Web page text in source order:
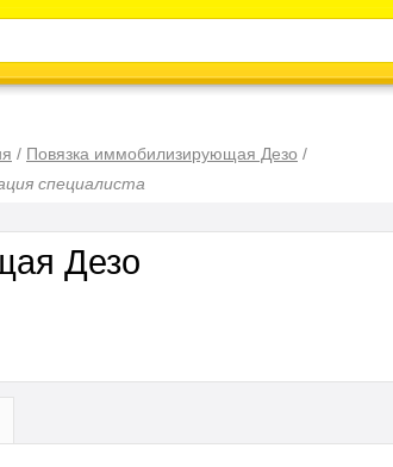
/ Повязка иммобилизирующая Дезо /
специалиста
Дезо